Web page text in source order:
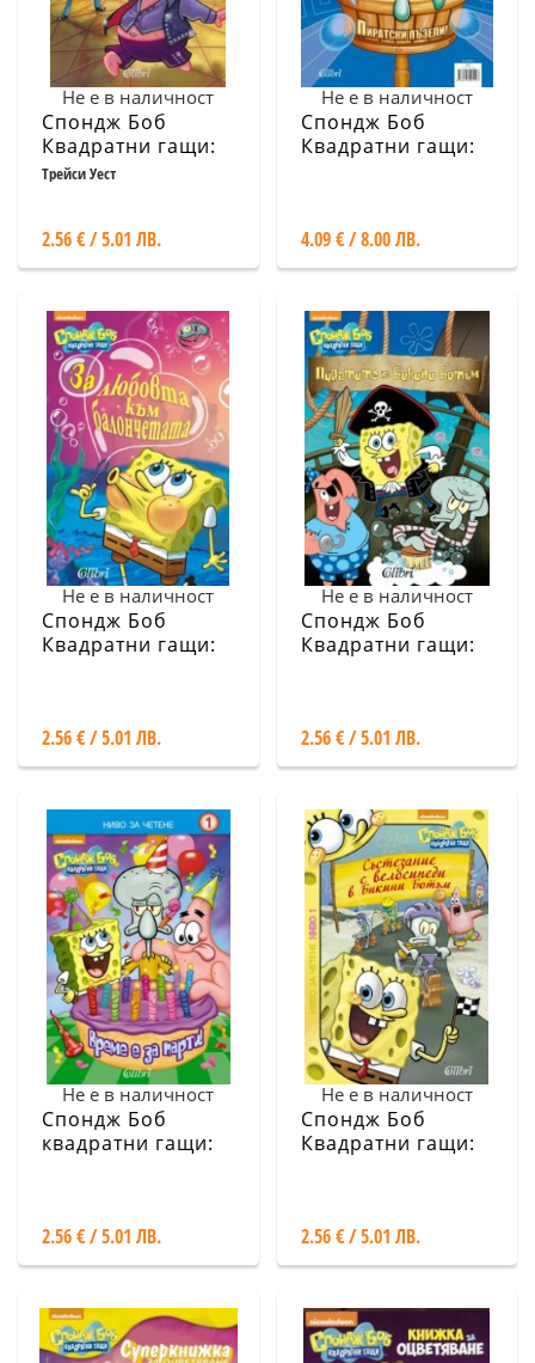
Не е в наличност
Спондж Боб
Квадратни гащи:
Да танцуваш със
Трейси Уест
2.56 € / 5.01 ЛВ.
Не е в наличност
Спондж Боб
Квадратни гащи:
4.09 € / 8.00 ЛВ.
Не е в наличност
Спондж Боб
Квадратни гащи:
2.56 € / 5.01 ЛВ.
Не е в наличност
Спондж Боб
Квадратни гащи:
2.56 € / 5.01 ЛВ.
Не е в наличност
Спондж Боб
квадратни гащи:
2.56 € / 5.01 ЛВ.
Не е в наличност
Спондж Боб
Квадратни гащи:
2.56 € / 5.01 ЛВ.